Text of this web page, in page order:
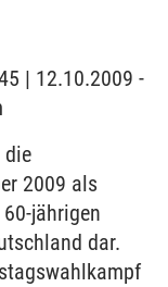
| 12.10.2009 -
die
2009 als
jährigen
dar.